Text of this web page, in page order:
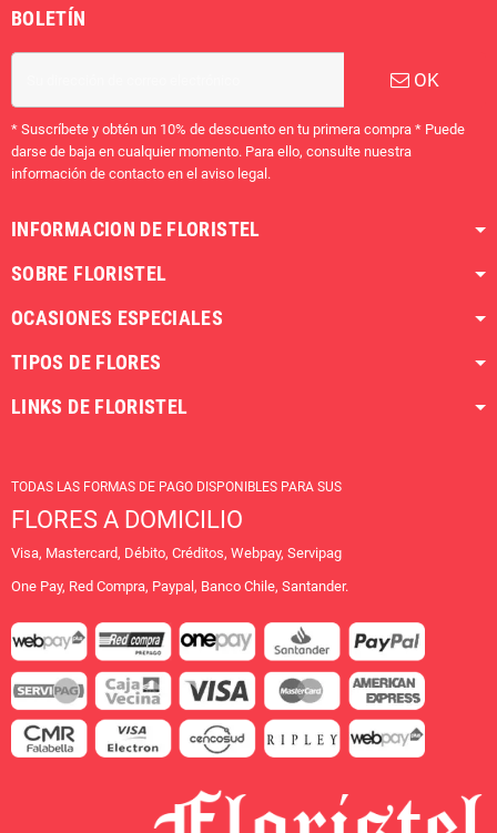
BOLETÍN
OK
* Suscríbete y obtén un 10% de descuento en tu primera compra * Puede
darse de baja en cualquier momento. Para ello, consulte nuestra
información de contacto en el aviso legal.
INFORMACION DE FLORISTEL
SOBRE FLORISTEL
OCASIONES ESPECIALES
TIPOS DE FLORES
LINKS DE FLORISTEL
TODAS LAS FORMAS DE PAGO DISPONIBLES PARA SUS
FLORES A DOMICILIO
Visa, Mastercard, Débito, Créditos, Webpay, Servipag
One Pay, Red Compra, Paypal, Banco Chile, Santander.